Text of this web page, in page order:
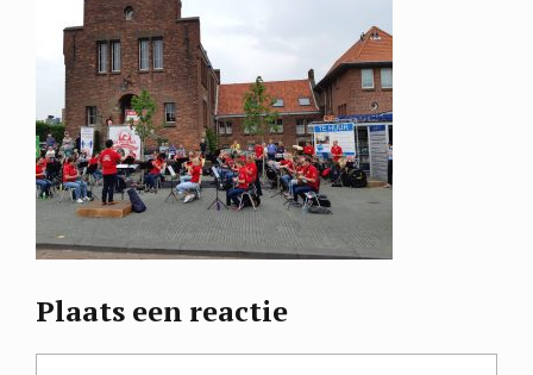
Plaats een reactie